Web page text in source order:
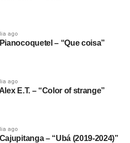
ago
– “Que coisa”
ago
E.T. – “Color of strange”
ago
– “Ubá (2019-2024)”